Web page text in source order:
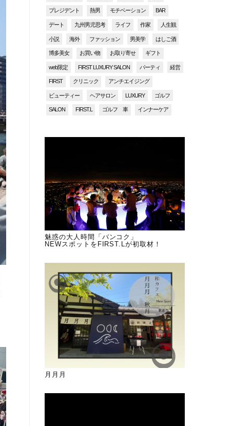
プレジデント 熱男 モチベーション BAR
デート 九州男児思考 ライフ 作家 人生観
小説 海外 ファッション 男美学 はしご酒
博多美女 お買い物 お取り寄せ ギフト
web限定 FIRST LUXURY SALON パーティ 経営
FIRST クリニック アンチエイジング
ビューティー ヘアサロン LUXURY ゴルフ
SALON FIRST.L ゴルフ 車 インナーケア
魅惑の大人時間「バンコク」
NEWスポットをFIRST.Lが初取材！
月月月